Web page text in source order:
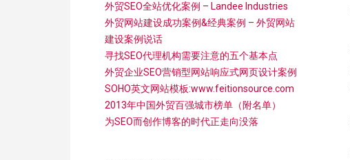
外贸SEO全站优化案例 – Landee Industries
外贸网站建设成功案例&经典案例 – 外贸网站
建设案例说话
寻找SEO代理机构需要注意的五个基本点
外贸企业SEO营销型网站响应式网页设计案例
SOHO英文网站模板:www.feitionsource.com
2013年中国外贸百强城市榜单（附名单）
为SEO而创作博客的时代正走向没落